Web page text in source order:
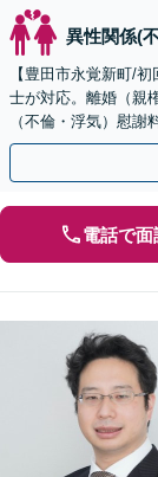
異性関係(
【豊田市永覚新町/
士が対応。離婚（親
（不倫・浮気）慰
い。相応の費用を頂
電話で面